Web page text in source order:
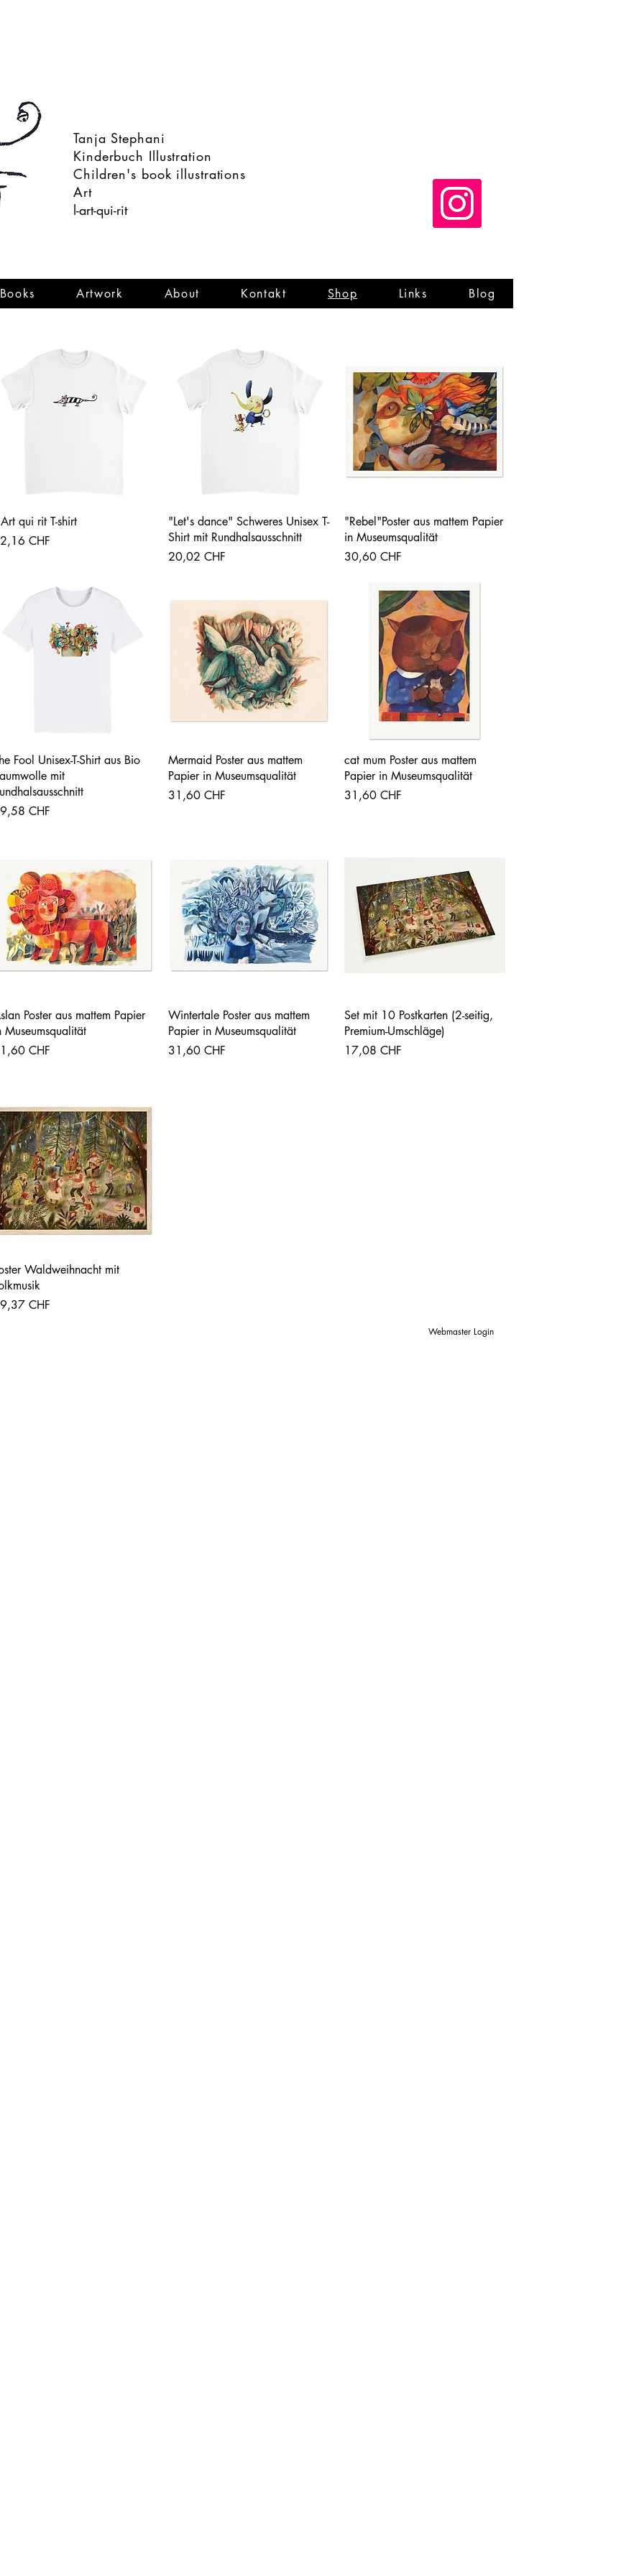
Tanja Stephani
Kinderbuch Illustration
Children's book illustrations
Art
l-art-qui-rit
Books Artwork About Kontakt Shop Links Blog
Vista rápida
qui rit T-shirt
CHF
Vista rápida
"Let's dance" Schweres Unisex T-
Shirt mit Rundhalsausschnitt
Precio
20,02 CHF
Vista rápida
"Rebel"Poster aus mattem Papier
in Museumsqualität
Precio
30,60 CHF
Vista rápida
Fool Unisex-T-Shirt aus Bio
mit
CHF
Vista rápida
Mermaid Poster aus mattem
Papier in Museumsqualität
Precio
31,60 CHF
Vista rápida
cat mum Poster aus mattem
Papier in Museumsqualität
Precio
31,60 CHF
Vista rápida
Poster aus mattem Papier
Museumsqualität
CHF
Vista rápida
Wintertale Poster aus mattem
Papier in Museumsqualität
Precio
31,60 CHF
Vista rápida
Set mit 10 Postkarten (2-seitig,
Premium-Umschläge)
Precio
17,08 CHF
Vista rápida
Waldweihnacht mit
CHF
Webmaster Login